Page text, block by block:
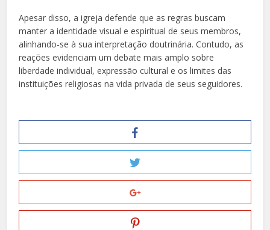
Apesar disso, a igreja defende que as regras buscam
manter a identidade visual e espiritual de seus membros,
alinhando-se à sua interpretação doutrinária. Contudo, as
reações evidenciam um debate mais amplo sobre
liberdade individual, expressão cultural e os limites das
instituições religiosas na vida privada de seus seguidores.